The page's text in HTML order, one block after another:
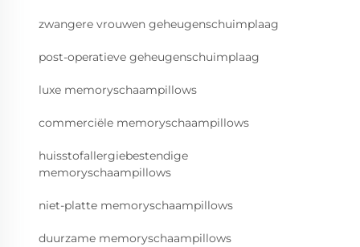
zwangere vrouwen geheugenschuimplaag
post-operatieve geheugenschuimplaag
luxe memoryschaampillows
commerciële memoryschaampillows
huisstofallergiebestendige
memoryschaampillows
niet-platte memoryschaampillows
duurzame memoryschaampillows